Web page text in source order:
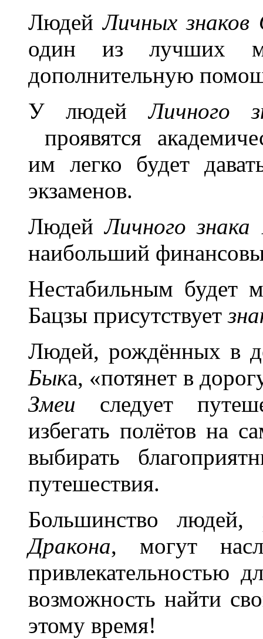
ЛюдейЛичных
один из лучших
дополнительную
У людейЛичного
проявятся
им легко будет
экзаменов.
ЛюдейЛичного
наибольший
Нестабильным будет
Бацзы присутствует
Людей, рождённых в
Быка, «потянет в
Змеи следует
избегать полётов на
выбирать
путешествия.
Большинство
Дракона, могут
привлекательностью
возможность найти
этому время!